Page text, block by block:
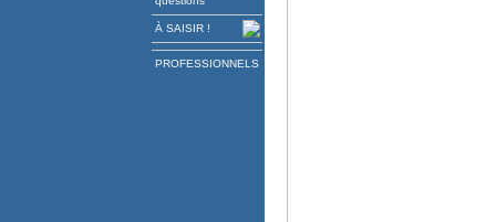
À SAISIR !
PROFESSIONNELS